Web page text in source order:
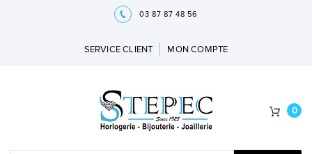
03 87 87 48 56
SERVICE CLIENT MON COMPTE
0